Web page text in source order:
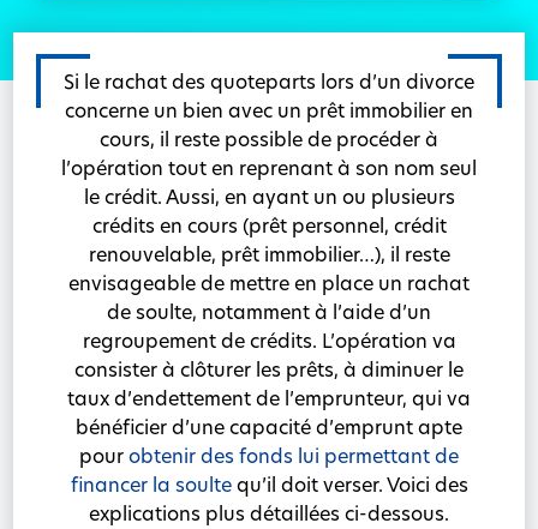
Si le rachat des quoteparts lors d’un divorce
concerne un bien avec un prêt immobilier en
cours, il reste possible de procéder à
l’opération tout en reprenant à son nom seul
le crédit. Aussi, en ayant un ou plusieurs
crédits en cours (prêt personnel, crédit
renouvelable, prêt immobilier…), il reste
envisageable de mettre en place un rachat
de soulte, notamment à l’aide d’un
regroupement de crédits. L’opération va
consister à clôturer les prêts, à diminuer le
taux d’endettement de l’emprunteur, qui va
bénéficier d’une capacité d’emprunt apte
pourobtenir des fonds lui permettant de
financer la soultequ’il doit verser. Voici des
explications plus détaillées ci-dessous.